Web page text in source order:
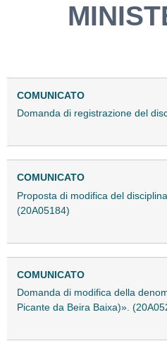
COMUNICATO
Domanda di registrazione del
COMUNICATO
Proposta di modifica del
(20A05184)
COMUNICATO
Domanda di modifica della
Picante da Beira Baixa)».